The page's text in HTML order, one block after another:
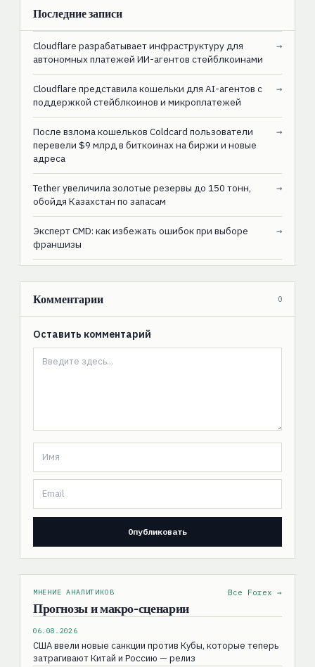
Последние записи
Cloudflare разрабатывает инфраструктуру для
автономных платежей ИИ-агентов стейблкоинами
→
Cloudflare представила кошельки для AI-агентов с
поддержкой стейблкоинов и микроплатежей
→
После взлома кошельков Coldcard пользователи
перевели $9 млрд в биткоинах на биржи и новые
адреса
→
Tether увеличила золотые резервы до 150 тонн,
обойдя Казахстан по запасам
→
Эксперт CMD: как избежать ошибок при выборе
франшизы
→
Комментарии 0
Оставить комментарий
МНЕНИЕ АНАЛИТИКОВ
Прогнозы и макро-сценарии
Все Forex →
06.08.2026
США ввели новые санкции против Кубы, которые теперь
затрагивают Китай и Россию — релиз